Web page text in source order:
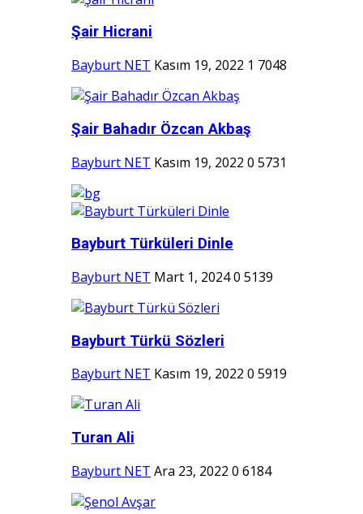
Şair Hicrani
Bayburt NET Kasım 19, 2022 1 7048
Şair Bahadır Özcan Akbaş
Bayburt NET Kasım 19, 2022 0 5731
Bayburt Türküleri Dinle
Bayburt NET Mart 1, 20240 5139
Bayburt Türkü Sözleri
Bayburt NET Kasım 19, 2022 0 5919
Turan Ali
Bayburt NET Ara 23, 2022 0 6184